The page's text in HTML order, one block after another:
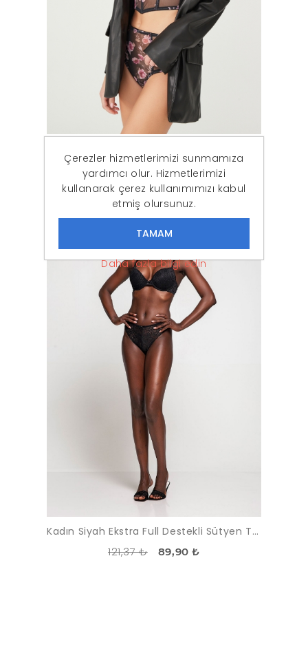
242,87 ₺ 179,90 ₺
İNDIRIM
Kadın Siyah Ekstra Full Destekli Sütyen Takımı
121,37 ₺ 89,90 ₺
Çerezler hizmetlerimizi sunmamıza
yardımcı olur. Hizmetlerimizi
kullanarak çerez kullanımımızı kabul
etmiş olursunuz.
Daha fazla bilgi edin